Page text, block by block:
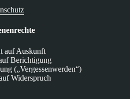
auf Auskunft
Berichtigung
(„Vergessenwerden“)
Widerspruch